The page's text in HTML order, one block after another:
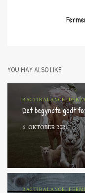
YOU MAY ALSO LIKE
BACTIBALANCE,
Det begyndte godt
6. OKTOBER 2021
BACTIBALANCE,